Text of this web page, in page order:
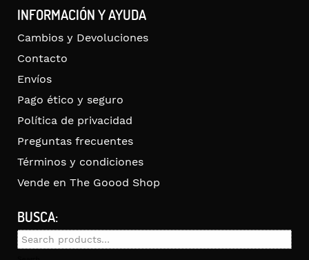
INFORMACIÓN Y AYUDA
Cambios y Devoluciones
Contacto
Envíos
Pago ético y seguro
Política de privacidad
Preguntas frecuentes
Términos y condiciones
Vende en The Goood Shop
BUSCA:
Search